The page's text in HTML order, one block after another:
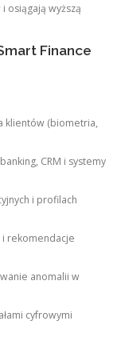
osiągają wyższą
Finance
klientów (biometria,
CRM i systemy
i profilach
rekomendacje
anomalii w
cyfrowymi